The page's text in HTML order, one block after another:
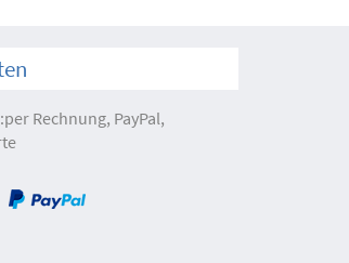
Rechnung, PayPal,